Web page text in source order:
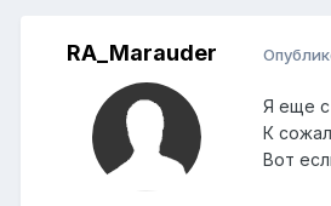
RA_Marauder
Я еще с
К
Вот